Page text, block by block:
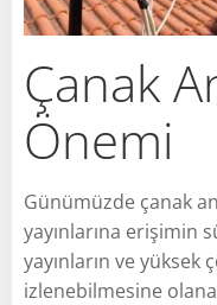
Çanak
Önemi
Günümüzde çanak
yayınlarına erişimin
yayınların ve
izlenebilmesine